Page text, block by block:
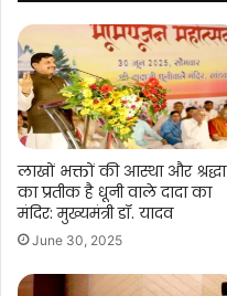
लाखों भक्तों की आस्था और श्रद्धा
का प्रतीक है धूनी वाले दादा का
मंदिर: मुख्यमंत्री डॉ. यादव
June 30, 2025